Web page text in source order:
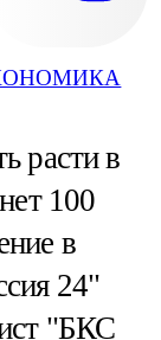
расти в
100
в
24"
"БКС